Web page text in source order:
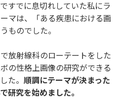
すでに息切れしていた私にラ
マは、「ある疾患における画
ものでした。
放射線科のローテートをした
の性格上画像の研究ができる
た。 順調にテーマが決まった
研究を始めました。